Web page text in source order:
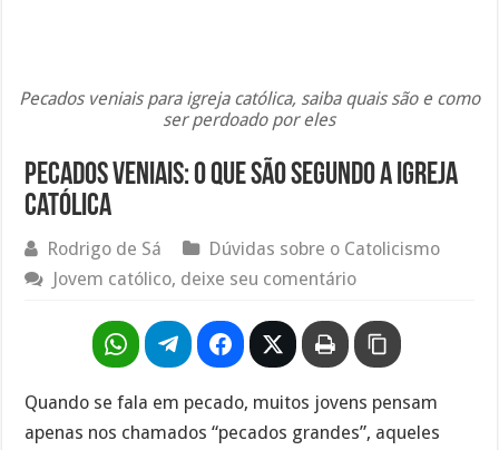
Pecados veniais para igreja católica, saiba quais são e como
ser perdoado por eles
Pecados veniais: o que são segundo a Igreja
Católica
Rodrigo de Sá
Dúvidas sobre o Catolicismo
Jovem católico, deixe seu comentário
Quando se fala em pecado, muitos jovens pensam
apenas nos chamados “pecados grandes”, aqueles